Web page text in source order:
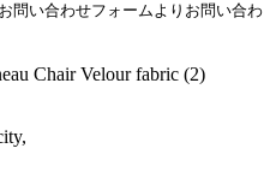
問い合わせフォームよりお問い合わ
Chair Velour fabric (2)